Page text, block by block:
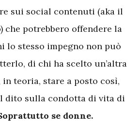
sui social contenuti (aka il
che potrebbero offendere la
lo stesso impegno non può
di chi ha scelto un’altra
in teoria, stare a posto così,
dito sulla condotta di vita di
se donne.